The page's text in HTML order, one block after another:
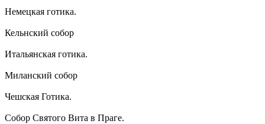
Немецкая готика.
Кельнский собор
Итальянская готика.
Миланский собор
Чешская Готика.
Собор Святого Вита в Праге.